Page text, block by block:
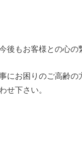
後もお客様との心の
にお困りのご高齢
せ下さい。